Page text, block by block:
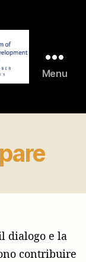
Menu
dialogo e la
contribuire